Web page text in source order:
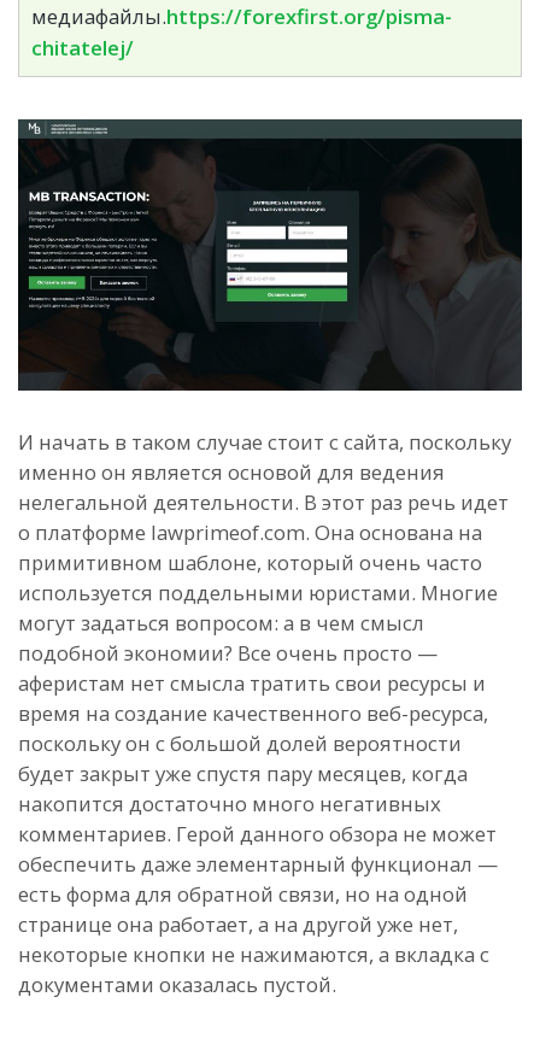
медиафайлы.https://forexfirst.org/pisma-
chitatelej/
И начать в таком случае стоит с сайта, поскольку
именно он является основой для ведения
нелегальной деятельности. В этот раз речь идет
о платформе lawprimeof.com. Она основана на
примитивном шаблоне, который очень часто
используется поддельными юристами. Многие
могут задаться вопросом: а в чем смысл
подобной экономии? Все очень просто —
аферистам нет смысла тратить свои ресурсы и
время на создание качественного веб-ресурса,
поскольку он с большой долей вероятности
будет закрыт уже спустя пару месяцев, когда
накопится достаточно много негативных
комментариев. Герой данного обзора не может
обеспечить даже элементарный функционал —
есть форма для обратной связи, но на одной
странице она работает, а на другой уже нет,
некоторые кнопки не нажимаются, а вкладка с
документами оказалась пустой.